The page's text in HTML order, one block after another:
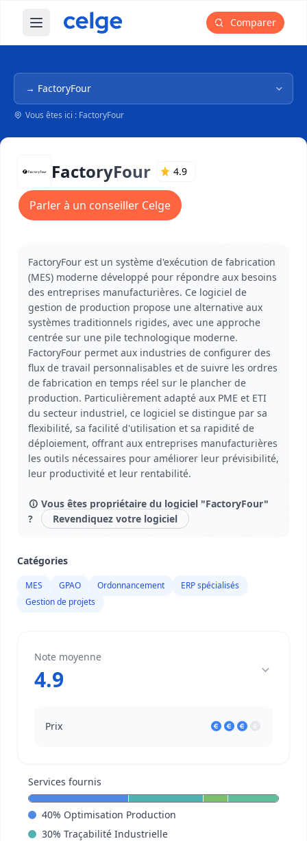
Ouvrir le menu principal Comparer
Navigation dans l'arborescence
Vous êtes ici : FactoryFour
FactoryFour 4.9
Parler à un conseiller Celge
FactoryFour est un système d'exécution de fabrication
(MES) moderne développé pour répondre aux besoins
des entreprises manufacturières. Ce logiciel de
gestion de production propose une alternative aux
systèmes traditionnels rigides, avec une approche
centrée sur une pile technologique moderne.
FactoryFour permet aux industries de configurer des
flux de travail personnalisables et de suivre les ordres
de fabrication en temps réel sur le plancher de
production. Particulièrement adapté aux PME et ETI
du secteur industriel, ce logiciel se distingue par sa
flexibilité, sa facilité d'utilisation et sa rapidité de
déploiement, offrant aux entreprises manufacturières
les outils nécessaires pour améliorer leur prévisibilité,
leur productivité et leur rentabilité.
Vous êtes propriétaire du logiciel "FactoryFour"
?
Revendiquez votre logiciel
Catégories
MES GPAO Ordonnancement
ERP spécialisés
Gestion de projets
Note moyenne
4.9
Prix
Services fournis
40% Optimisation Production
30% Traçabilité Industrielle